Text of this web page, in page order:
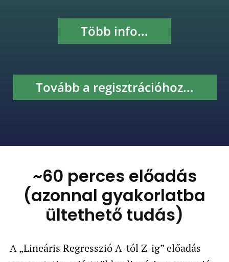
Több info...
Tovább a regisztrációhoz...
~60 perces előadás
(azonnal gyakorlatba
ültethető tudás)
A „Lineáris Regresszió A-tól Z-ig” előadás